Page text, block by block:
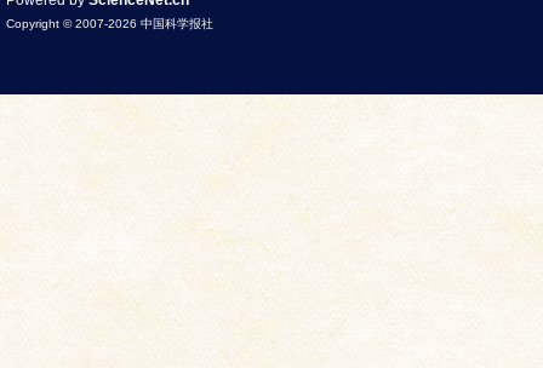
Copyright © 2007-2026 中国科学报社